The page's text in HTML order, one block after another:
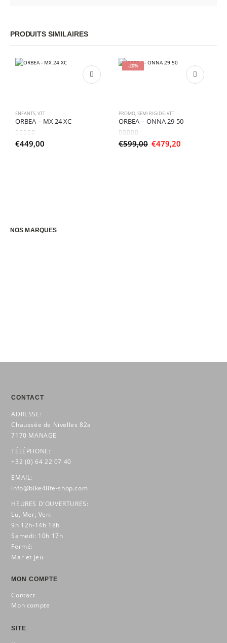
PRODUITS SIMILAIRES
ENFANTS,VTT
ORBEA – MX 24 XC
0sur 5
€449,00
-20%
PROMO,SEMI RIGIDE,VTT
ORBEA – ONNA 29 50
0sur 5
€599,00 Le
€479,20
NOS MARQUES
CONTACT
ADRESSE:
Chaussée de Nivelles 82a
7170 MANAGE
TÉLÉPHONE:
+32 (0) 64 22 07 40
EMAIL:
info@bike4life-shop.com
HEURES D'OUVERTURES:
Lu, Mer, Ven:
9h 12h-14h 18h
Samedi: 10h 17h
Fermé:
Mar et jeu
MON COMPTE
Contact
Mon compte
SITE